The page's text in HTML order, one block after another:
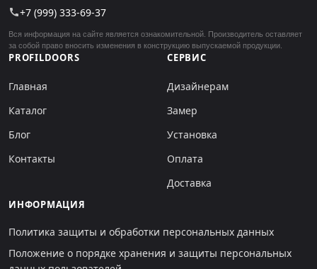
call+7 (999) 333-69-37
Вся информация на сайте является ознакомительной. Производитель оставляет
за собой право вносить изменения в конструкцию выпускаемой продукции.
PROFILDOORS
Главная
Каталог
Блог
Контакты
СЕРВИС
Дизайнерам
Замер
Установка
Оплата
Доставка
ИНФОРМАЦИЯ
Политика защиты и обработки персональных данных
Положение о порядке хранения и защиты персональных